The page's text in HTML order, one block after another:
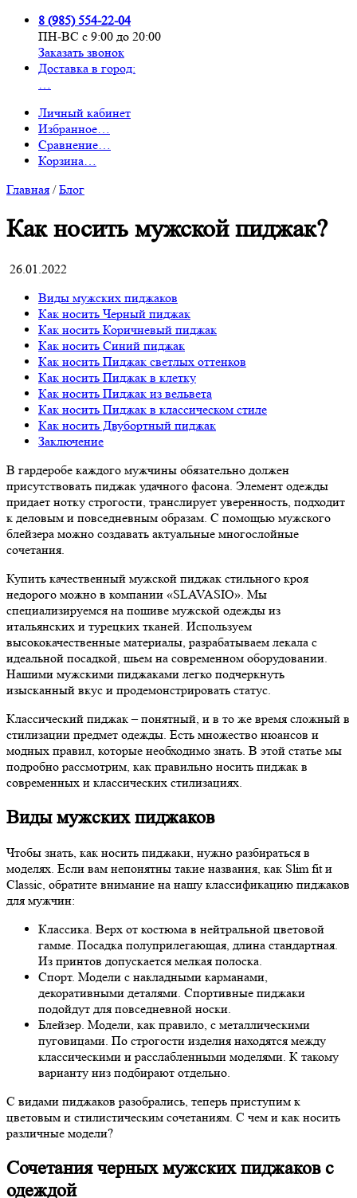
8 (985) 554-22-04
ПН-ВС с 9:00 до 20:00
Заказать звонок
Доставка в город:
…
Личный кабинет
Избранное…
Сравнение…
Корзина…
Главная /Блог
Как носить мужской пиджак?
26.01.2022
Виды мужских пиджаков
Как носить Черный пиджак
Как носить Коричневый пиджак
Как носить Синий пиджак
Как носить Пиджак светлых оттенков
Как носить Пиджак в клетку
Как носить Пиджак из вельвета
Как носить Пиджак в классическом стиле
Как носить Двубортный пиджак
Заключение
В гардеробе каждого мужчины обязательно должен
присутствовать пиджак удачного фасона. Элемент одежды
придает нотку строгости, транслирует уверенность, подходит
к деловым и повседневным образам. С помощью мужского
блейзера можно создавать актуальные многослойные
сочетания.
Купить качественный мужской пиджак стильного кроя
недорого можно в компании «SLAVASIO». Мы
специализируемся на пошиве мужской одежды из
итальянских и турецких тканей. Используем
высококачественные материалы, разрабатываем лекала с
идеальной посадкой, шьем на современном оборудовании.
Нашими мужскими пиджаками легко подчеркнуть
изысканный вкус и продемонстрировать статус.
Классический пиджак – понятный, и в то же время сложный в
стилизации предмет одежды. Есть множество нюансов и
модных правил, которые необходимо знать. В этой статье мы
подробно рассмотрим, как правильно носить пиджак в
современных и классических стилизациях.
Виды мужских пиджаков
Чтобы знать, как носить пиджаки, нужно разбираться в
моделях. Если вам непонятны такие названия, как Slim fit и
Classic, обратите внимание на нашу классификацию пиджаков
для мужчин:
Классика. Верх от костюма в нейтральной цветовой
гамме. Посадка полуприлегающая, длина стандартная.
Из принтов допускается мелкая полоска.
Спорт. Модели с накладными карманами,
декоративными деталями. Спортивные пиджаки
подойдут для повседневной носки.
Блейзер. Модели, как правило, с металлическими
пуговицами. По строгости изделия находятся между
классическими и расслабленными моделями. К такому
варианту низ подбирают отдельно.
С видами пиджаков разобрались, теперь приступим к
цветовым и стилистическим сочетаниям. С чем и как носить
различные модели?
Сочетания черных мужских пиджаков с
одеждой